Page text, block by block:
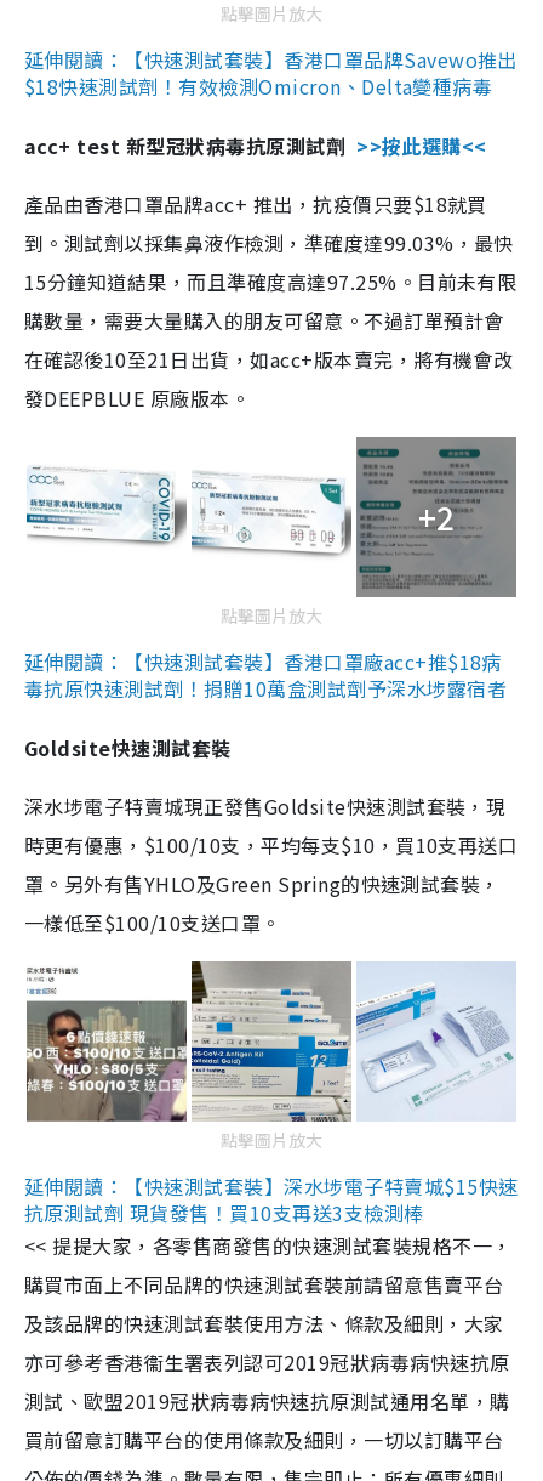
點擊圖片放大
延伸閱讀：【快速測試套裝】香港口罩品牌Savewo推出
$18快速測試劑！有效檢測Omicron、Delta變種病毒
acc+ test 新型冠狀病毒抗原測試劑 >>按此選購<<
產品由香港口罩品牌acc+ 推出，抗疫價只要$18就買
到。測試劑以採集鼻液作檢測，準確度達99.03%，最快
15分鐘知道結果，而且準確度高達97.25%。目前未有限
購數量，需要大量購入的朋友可留意。不過訂單預計會
在確認後10至21日出貨，如acc+版本賣完，將有機會改
發DEEPBLUE 原廠版本。
+2
點擊圖片放大
延伸閱讀：【快速測試套裝】香港口罩廠acc+推$18病
毒抗原快速測試劑！捐贈10萬盒測試劑予深水埗露宿者
Goldsite快速測試套裝
深水埗電子特賣城現正發售Goldsite快速測試套裝，現
時更有優惠，$100/10支，平均每支$10，買10支再送口
罩。另外有售YHLO及Green Spring的快速測試套裝，
一樣低至$100/10支送口罩。
點擊圖片放大
延伸閱讀：【快速測試套裝】深水埗電子特賣城$15快速
抗原測試劑 現貨發售！買10支再送3支檢測棒
<< 提提大家，各零售商發售的快速測試套裝規格不一，
購買市面上不同品牌的快速測試套裝前請留意售賣平台
及該品牌的快速測試套裝使用方法、條款及細則，大家
亦可參考香港衞生署表列認可2019冠狀病毒病快速抗原
測試、歐盟2019冠狀病毒病快速抗原測試通用名單，購
買前留意訂購平台的使用條款及細則，一切以訂購平台